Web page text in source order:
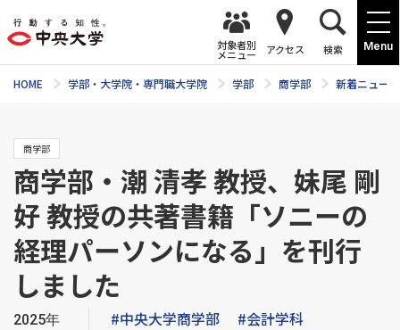
Menu
対象者別
メニュー アクセス 検索
HOME 学部・大学院・専門職大学院 学部 商学部 新着ニュース
商学部
商学部・潮 清孝 教授、妹尾 剛
好 教授の共著書籍「ソニーの
経理パーソンになる」を刊行
しました
2025年
#中央大学商学部
#会計学科